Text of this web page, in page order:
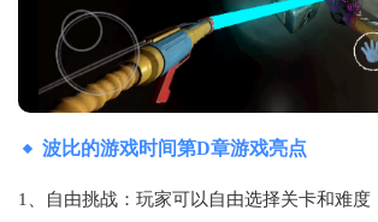
波比的游戏时间第D章游戏亮点
1、自由挑战：玩家可以自由选择关卡和难度